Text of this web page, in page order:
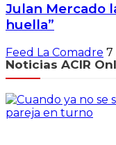
Julan Mercado
huella”
Feed La Comadre 7
Noticias ACIR